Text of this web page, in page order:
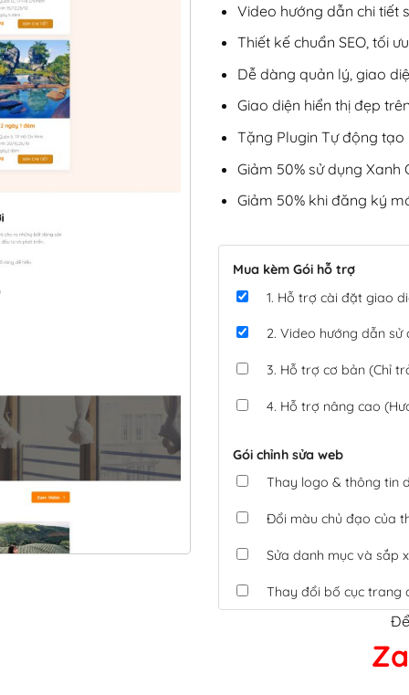
Video hướng dẫn chi tiết
Thiết kế chuẩn SEO, tối
Dễ dàng quản lý, giao
Giao diện hiển thị đẹp
Tặng Plugin Tự động tạo
Giảm 50% sử dụng Xanh
Giảm 50% khi đăng ký
Mua kèm Gói hỗ trợ
1. Hỗ trợ cài đặt giao
2. Video hướng dẫn
3. Hỗ trợ cơ bản (Chỉ
4. Hỗ trợ nâng cao
Gói chỉnh sửa web
Thay logo & thông tin
Đổi màu chủ đạo của
Sửa danh mục và sắp
Thay đổi bố cục trang
Tích hợp thanh toán
Xác minh Website,